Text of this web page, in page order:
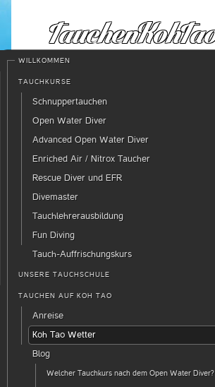
WILLKOMMEN
TAUCHKURSE
Schnuppertauchen
Open Water Diver
Advanced Open Water Diver
Enriched Air / Nitrox Taucher
Rescue Diver und EFR
Divemaster
Tauchlehrerausbildung
Fun Diving
Tauch-Auffrischungskurs
UNSERE TAUCHSCHULE
TAUCHEN AUF KOH TAO
Anreise
Koh Tao Wetter
Blog
Welcher Tauchkurs nach dem Open Water Diver?